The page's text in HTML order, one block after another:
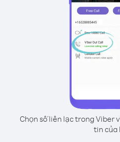
Chọn số liên lạc trong Viber
tin của